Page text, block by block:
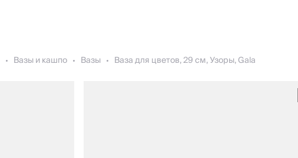
Вазы и кашпо Вазы Ваза для цветов, 29 см, Узоры, Gala